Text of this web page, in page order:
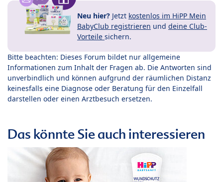
Neu hier? Jetzt kostenlos im HiPP Mein
BabyClub registrieren und deine Club-
Vorteile sichern.
Bitte beachten: Dieses Forum bildet nur allgemeine
Informationen zum Inhalt der Fragen ab. Die Antworten sind
unverbindlich und können aufgrund der räumlichen Distanz
keinesfalls eine Diagnose oder Beratung für den Einzelfall
darstellen oder einen Arztbesuch ersetzen.
Das könnte Sie auch interessieren